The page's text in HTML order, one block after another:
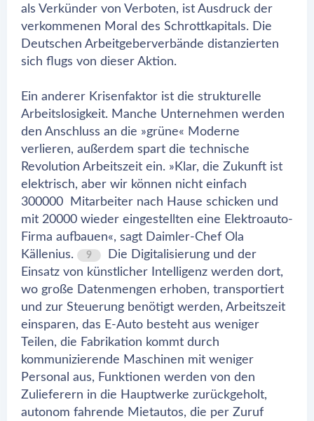
als Verkünder von Verboten, ist Ausdruck der
verkommenen Moral des Schrottkapitals. Die
Deutschen Arbeitgeberverbände distanzierten
sich flugs von dieser Aktion.
Ein anderer Krisenfaktor ist die strukturelle
Arbeitslosigkeit. Manche Unternehmen werden
den Anschluss an die »grüne« Moderne
verlieren, außerdem spart die technische
Revolution Arbeitszeit ein. »Klar, die Zukunft ist
elektrisch, aber wir können nicht einfach
300000 Mitarbeiter nach Hause schicken und
mit 20000 wieder eingestellten eine Elektroauto-
Firma aufbauen«, sagt Daimler-Chef Ola
Källenius.
9
Die Digitalisierung und der
Einsatz von künstlicher Intelligenz werden dort,
wo große Datenmengen erhoben, transportiert
und zur Steuerung benötigt werden, Arbeitszeit
einsparen, das E-Auto besteht aus weniger
Teilen, die Fabrikation kommt durch
kommunizierende Maschinen mit weniger
Personal aus, Funktionen werden von den
Zulieferern in die Hauptwerke zurückgeholt,
autonom fahrende Mietautos, die per Zuruf